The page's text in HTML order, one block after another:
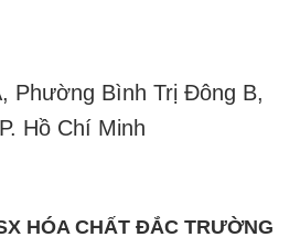
Phường Bình Trị Đông B,
Hồ Chí Minh
HÓA CHẤT ĐẮC TRƯỜNG